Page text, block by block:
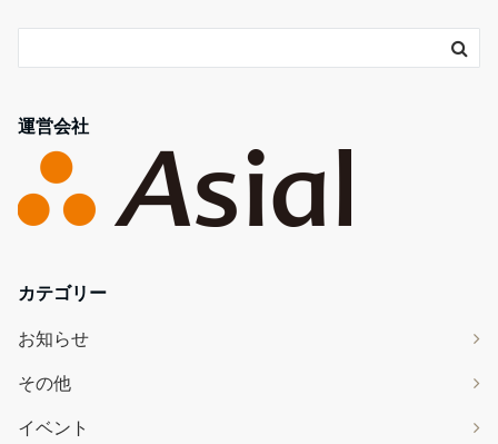
運営会社
カテゴリー
お知らせ
その他
イベント